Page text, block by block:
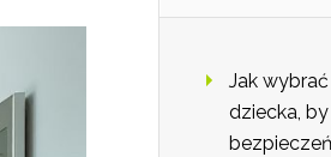
Jak
dziecka, by